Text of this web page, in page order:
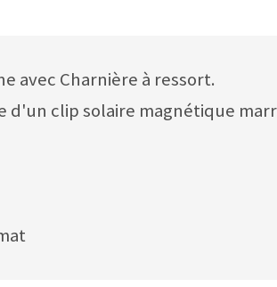
avec Charnière à ressort.
d'un clip solaire magnétique